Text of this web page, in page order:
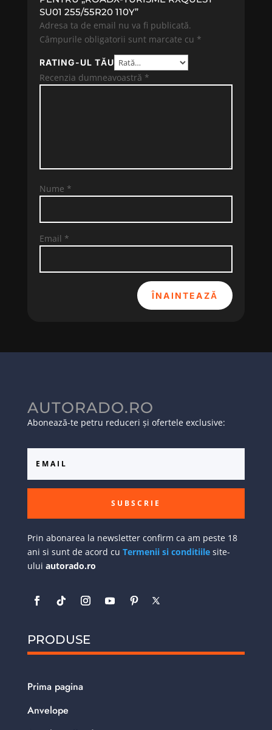
SU01 255/55R20 110Y”
Adresa ta de email nu va fi publicată.
Câmpurile obligatorii sunt marcate cu *
RATING-UL TĂU
Recenzia dumneavoastră *
Nume *
Email *
ÎNAINTEAZĂ
AUTORADO.RO
Abonează-te petru reduceri și ofertele exclusive:
SUBSCRIE
Prin abonarea la newsletter confirm ca am peste 18
ani si sunt de acord cu Termenii si conditiilesite-
ului autorado.ro
PRODUSE
Prima pagina
Anvelope